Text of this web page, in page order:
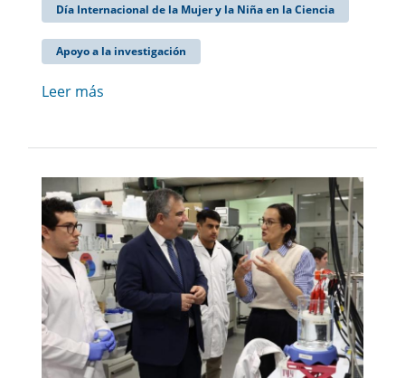
Día Internacional de la Mujer y la Niña en la Ciencia
Apoyo a la investigación
Leer más